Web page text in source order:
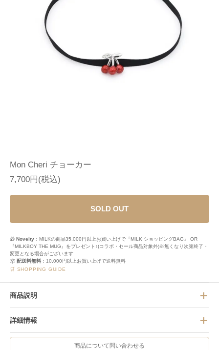
Mon Cheri チョーカー
7,700円(税込)
SOLD OUT
🎁 Novelty ：MILKの商品35,000円以上お買い上げで『MILK ショッピングBAG』 OR
『MILKBOY THE MUG』をプレゼント♪(コラボ・セール商品対象外)※無くなり次第終了・
変更となる場合がございます
📦 配送料無料 ：10,000円以上お買い上げで送料無料
🛒 SHOPPING GUIDE
商品説明
詳細情報
商品について問い合わせる